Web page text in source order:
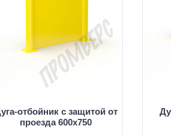
отбойник с защитой от
проезда 600х750